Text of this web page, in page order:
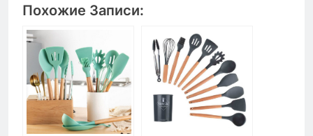
Похожие Записи: